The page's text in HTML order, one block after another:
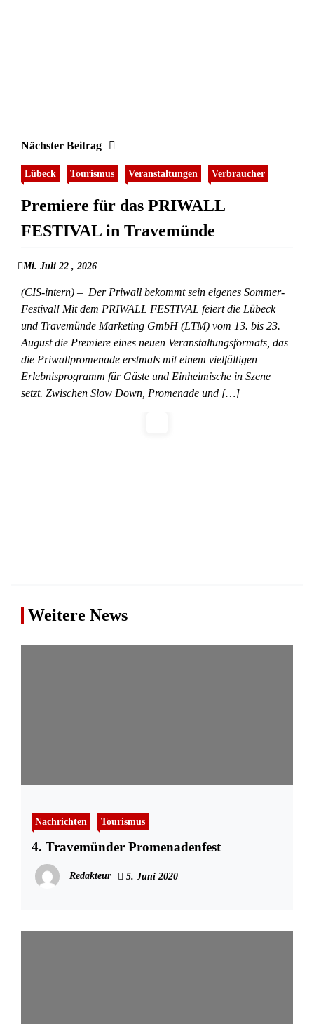
Nächster Beitrag
Lübeck Tourismus Veranstaltungen Verbraucher
Premiere für das PRIWALL
FESTIVAL in Travemünde
Mi. Juli 22 , 2026
(CIS-intern) – Der Priwall bekommt sein eigenes Sommer-
Festival! Mit dem PRIWALL FESTIVAL feiert die Lübeck
und Travemünde Marketing GmbH (LTM) vom 13. bis 23.
August die Premiere eines neuen Veranstaltungsformats, das
die Priwallpromenade erstmals mit einem vielfältigen
Erlebnisprogramm für Gäste und Einheimische in Szene
setzt. Zwischen Slow Down, Promenade und […]
Weitere News
Nachrichten Tourismus
4. Travemünder Promenadenfest
Redakteur 5. Juni 2020